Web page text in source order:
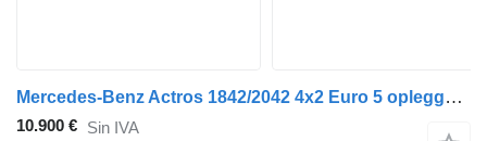
Mercedes-Benz Actros 1842/2042 4x2 Euro 5 opleggertrekker met kipperhydrauliek
10.900 € Sin IVA